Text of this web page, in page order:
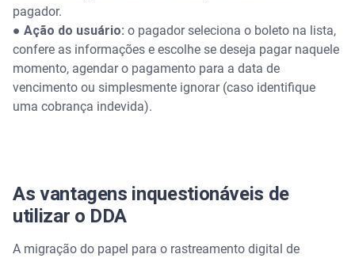
pagador.
● Ação do usuário: o pagador seleciona o boleto na lista,
confere as informações e escolhe se deseja pagar naquele
momento, agendar o pagamento para a data de
vencimento ou simplesmente ignorar (caso identifique
uma cobrança indevida).
As vantagens inquestionáveis de
utilizar o DDA
A migração do papel para o rastreamento digital de